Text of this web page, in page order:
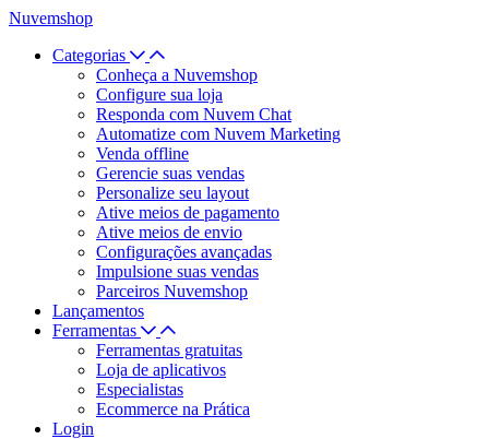
Nuvemshop
Categorias
Conheça a Nuvemshop
Configure sua loja
Responda com Nuvem Chat
Automatize com Nuvem Marketing
Venda offline
Gerencie suas vendas
Personalize seu layout
Ative meios de pagamento
Ative meios de envio
Configurações avançadas
Impulsione suas vendas
Parceiros Nuvemshop
Lançamentos
Ferramentas
Ferramentas gratuitas
Loja de aplicativos
Especialistas
Ecommerce na Prática
Login